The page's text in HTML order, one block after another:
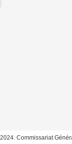
Commissariat